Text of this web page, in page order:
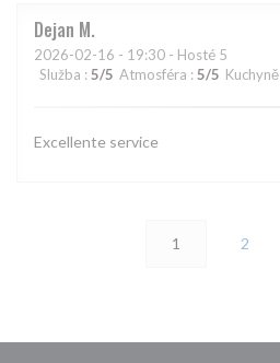
Dejan M
2026-02-16 - 19:30 - Hosté 5
Služba : 5/5 Atmosféra : 5/5 Kuchyně
Excellente service
1 2